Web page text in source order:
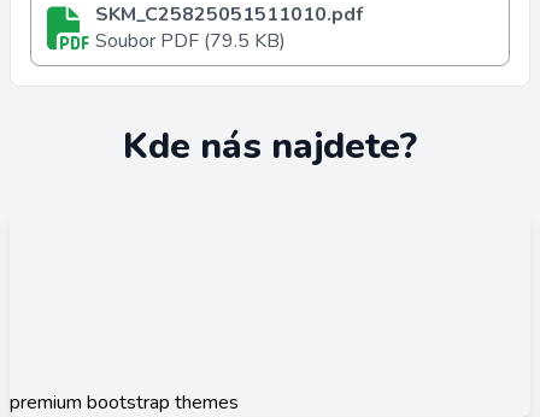
SKM_C25825051511010.pdf
Soubor PDF (79.5 KB)
Kde nás najdete?
premium bootstrap themes